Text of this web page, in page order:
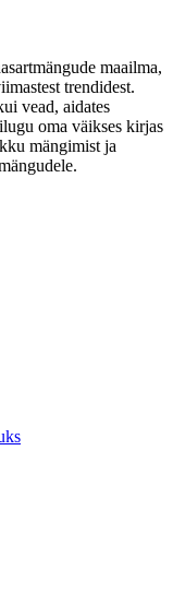
maailma,
trendidest.
vead, aidates
oma väikses kirjas
mängimist ja